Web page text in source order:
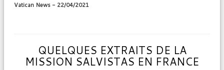
Vatican News - 22/04/2021
QUELQUES EXTRAITS DE LA
MISSION SALVISTAS EN FRANCE